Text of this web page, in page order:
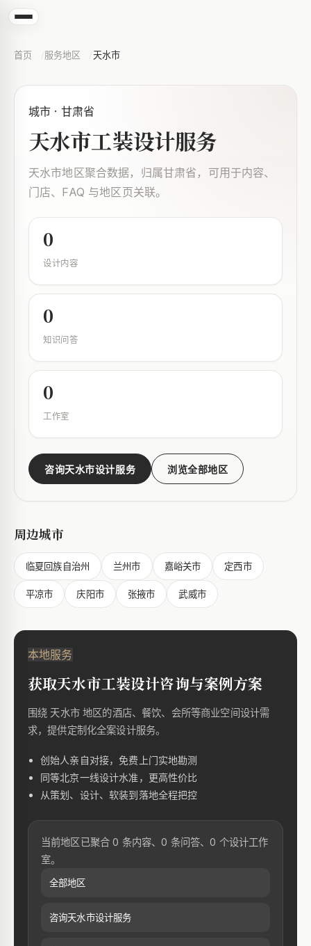
首页 服务地区 天水市
城市 · 甘肃省
天水市工装设计服务
天水市地区聚合数据，归属甘肃省，可用于内容、
门店、FAQ 与地区页关联。
0
设计内容
0
知识问答
0
工作室
咨询天水市设计服务 浏览全部地区
周边城市
临夏回族自治州 兰州市 嘉峪关市 定西市
平凉市 庆阳市 张掖市 武威市
本地服务
获取天水市工装设计咨询与案例方案
围绕 天水市 地区的酒店、餐饮、会所等商业空间设计需
求，提供定制化全案设计服务。
创始人亲自对接，免费上门实地勘测
同等北京一线设计水准，更高性价比
从策划、设计、软装到落地全程把控
当前地区已聚合 0 条内容、0 条问答、0 个设计工作
室。
全部地区
咨询天水市设计服务